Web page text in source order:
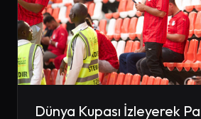
Dünya Kupası İzleyerek